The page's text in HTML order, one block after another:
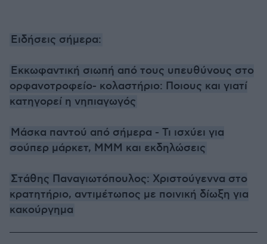
Ειδήσεις σήμερα:
Εκκωφαντική σιωπή από τους υπευθύνους στο
ορφανοτροφείο- κολαστήριο: Ποιους και γιατί
κατηγορεί η νηπιαγωγός
Μάσκα παντού από σήμερα - Τι ισχύει για
σούπερ μάρκετ, ΜΜΜ και εκδηλώσεις
Στάθης Παναγιωτόπουλος: Χριστούγεννα στο
κρατητήριο, αντιμέτωπος με ποινική δίωξη για
κακούργημα